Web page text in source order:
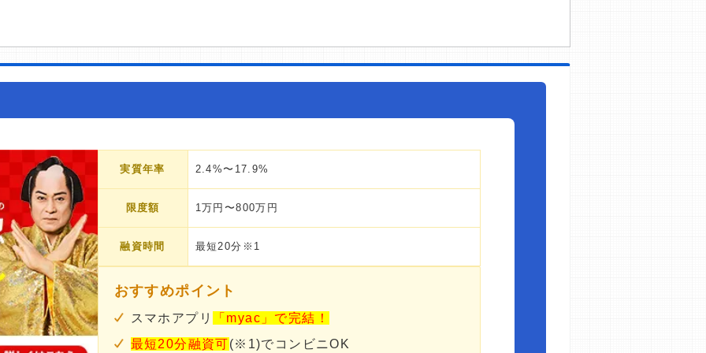
実質年率 2.4%〜17.9%
限度額 1万円〜800万円
融資時間 最短20分※1
おすすめポイント
スマホアプリ
「myac」で完結！
最短20分融資可(※1)でコンビニOK